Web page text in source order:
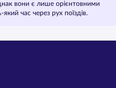
вони є лише орієнтовними
час через рух поїздів.